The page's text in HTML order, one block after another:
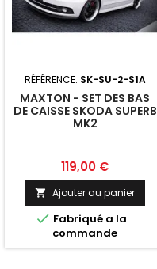
RÉFÉRENCE: SK-SU-2-S1A
MAXTON - SET DES BAS
DE CAISSE SKODA SUPERB
MK2
Prix
119,00 €
 Ajouter au panier
 Fabriqué a la
commande